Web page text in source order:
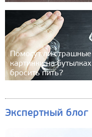
Помогут ли страшные
картинки на бутылках
бросить пить?
Экспертный блог